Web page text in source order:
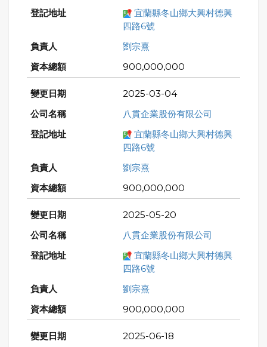
宜蘭縣冬山鄉大興村德興
四路6號
劉宗熹
900,000,000
2025-03-04
八貫企業股份有限公司
宜蘭縣冬山鄉大興村德興
四路6號
劉宗熹
900,000,000
2025-05-20
八貫企業股份有限公司
宜蘭縣冬山鄉大興村德興
四路6號
劉宗熹
900,000,000
2025-06-18